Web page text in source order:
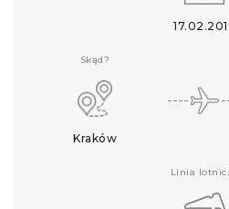
Skąd?
Kraków
Linia